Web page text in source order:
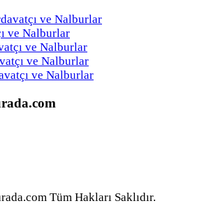
ve Nalburlar
ve Nalburlar
ve Nalburlar
ve Nalburlar
ve Nalburlar
Tüm Hakları Saklıdır.